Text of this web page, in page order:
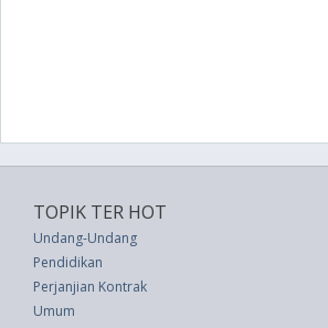
TOPIK TER HOT
Undang-Undang
Pendidikan
Perjanjian Kontrak
Umum